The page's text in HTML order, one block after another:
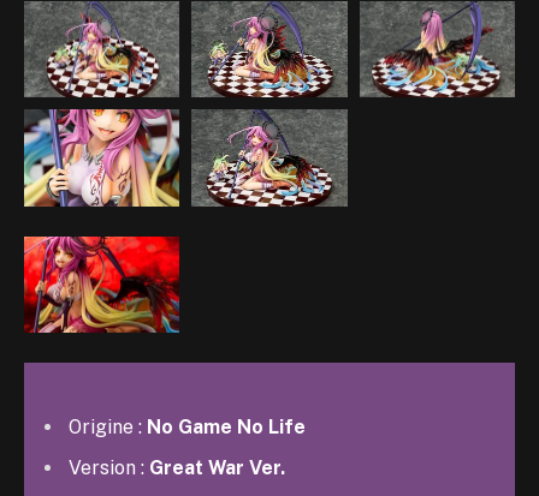
Origine : No Game No Life
Version : Great War Ver.